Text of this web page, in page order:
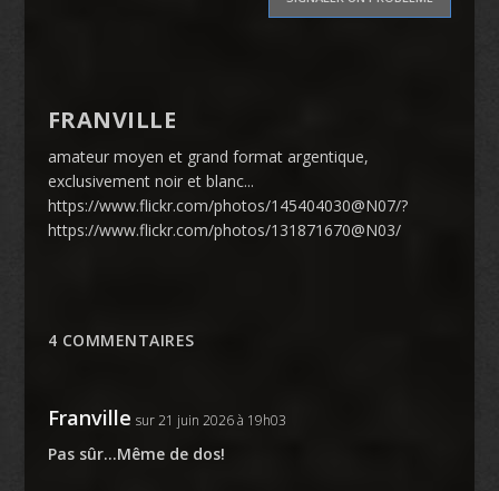
FRANVILLE
amateur moyen et grand format argentique,
exclusivement noir et blanc...
https://www.flickr.com/photos/145404030@N07/?
https://www.flickr.com/photos/131871670@N03/
4 COMMENTAIRES
Franville sur 21 juin 2026 à 19h03
Pas sûr…Même de dos!